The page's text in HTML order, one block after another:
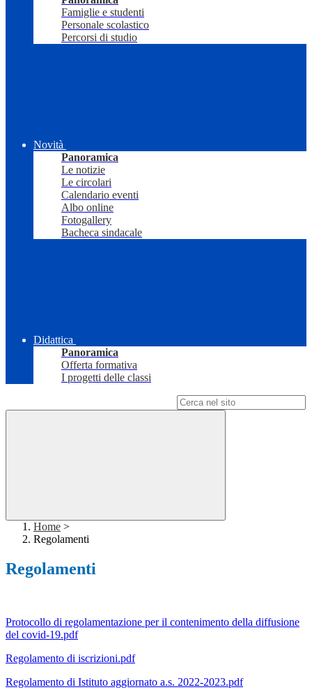
Famiglie e studenti
Personale scolastico
Percorsi di studio
Novità
Panoramica
Le notizie
Le circolari
Calendario eventi
Albo online
Fotogallery
Bacheca sindacale
Didattica
Panoramica
Offerta formativa
I progetti delle classi
Home >
Regolamenti
Regolamenti
Protocollo di regolamentazione per il contenimento della diffusione
del covid-19.pdf
Regolamento di iscrizioni.pdf
Regolamento di Istituto aggiornato a.s. 2022-2023.pdf